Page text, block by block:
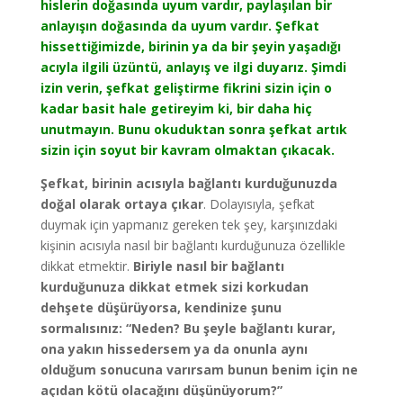
hislerin doğasında uyum vardır, paylaşılan bir
anlayışın doğasında da uyum vardır. Şefkat
hissettiğimizde, birinin ya da bir şeyin yaşadığı
acıyla ilgili üzüntü, anlayış ve ilgi duyarız. Şimdi
izin verin, şefkat geliştirme fikrini sizin için o
kadar basit hale getireyim ki, bir daha hiç
unutmayın. Bunu okuduktan sonra şefkat artık
sizin için soyut bir kavram olmaktan çıkacak.
Şefkat, birinin acısıyla bağlantı kurduğunuzda
doğal olarak ortaya çıkar. Dolayısıyla, şefkat
duymak için yapmanız gereken tek şey, karşınızdaki
kişinin acısıyla nasıl bir bağlantı kurduğunuza özellikle
dikkat etmektir. Biriyle nasıl bir bağlantı
kurduğunuza dikkat etmek sizi korkudan
dehşete düşürüyorsa, kendinize şunu
sormalısınız: “Neden? Bu şeyle bağlantı kurar,
ona yakın hissedersem ya da onunla aynı
olduğum sonucuna varırsam bunun benim için ne
açıdan kötü olacağını düşünüyorum?”